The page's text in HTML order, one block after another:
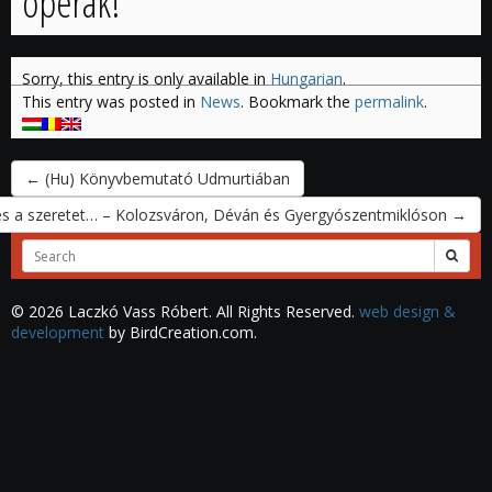
Sorry, this entry is only available in Hungarian.
This entry was posted in News. Bookmark the permalink.
← (Hu) Könyvbemutató Udmurtiában
a szeretet… – Kolozsváron, Déván és Gyergyószentmiklóson →
Search
for:
© 2026 Laczkó Vass Róbert. All Rights Reserved. web design &
development by BirdCreation.com.